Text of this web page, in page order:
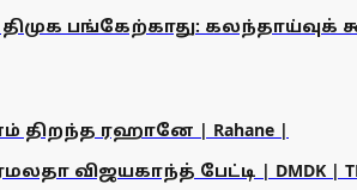
திமுக பங்கேற்காது:
திறந்த ரஹானே | Rahane |
விஜயகாந்த் பேட்டி | DMDK | TN